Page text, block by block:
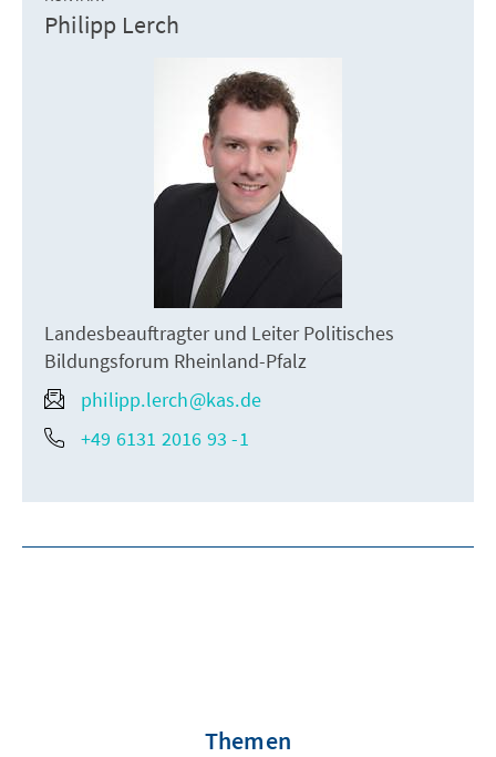
Philipp Lerch
Landesbeauftragter und Leiter Politisches
Bildungsforum Rheinland-Pfalz
philipp.lerch@kas.de
+49 6131 2016 93 -1
Themen